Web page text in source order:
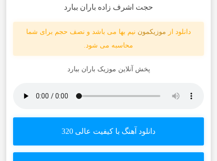
حجت اشرف زاده باران ببارد
دانلود از موزیکمون نیم بها می باشد و نصف حجم برای شما
محاسبه می شود.
پخش آنلاین موزیک باران ببارد
دانلود آهنگ با کیفیت عالی 320